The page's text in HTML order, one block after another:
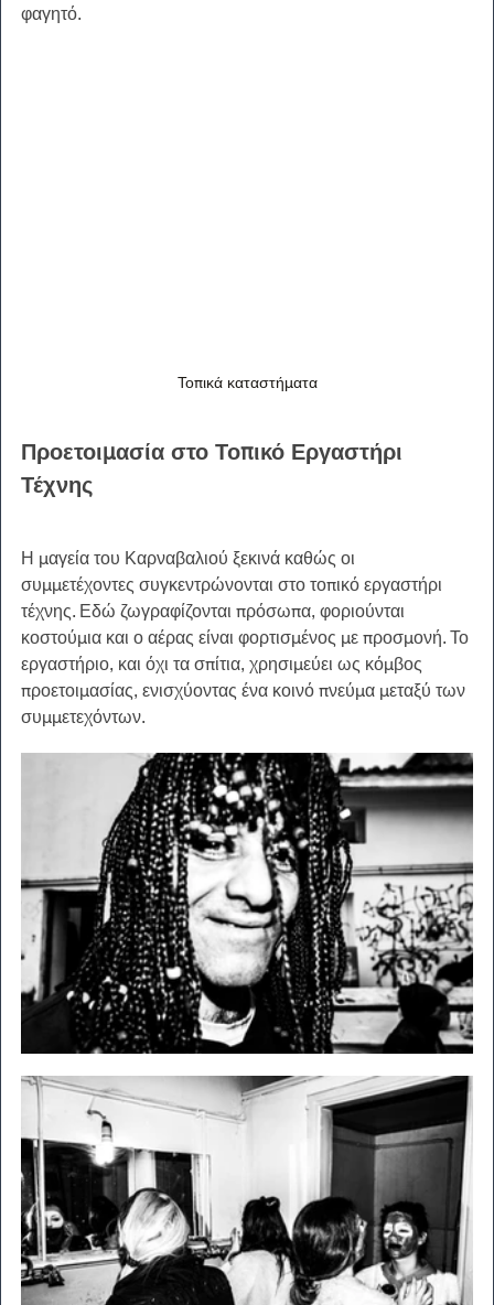
φαγητό.
Τοπικά καταστήματα
Προετοιμασία στο Τοπικό Εργαστήρι
Τέχνης
Η μαγεία του Καρναβαλιού ξεκινά καθώς οι
συμμετέχοντες συγκεντρώνονται στο τοπικό εργαστήρι
τέχνης. Εδώ ζωγραφίζονται πρόσωπα, φοριούνται
κοστούμια και ο αέρας είναι φορτισμένος με προσμονή. Το
εργαστήριο, και όχι τα σπίτια, χρησιμεύει ως κόμβος
προετοιμασίας, ενισχύοντας ένα κοινό πνεύμα μεταξύ των
συμμετεχόντων.